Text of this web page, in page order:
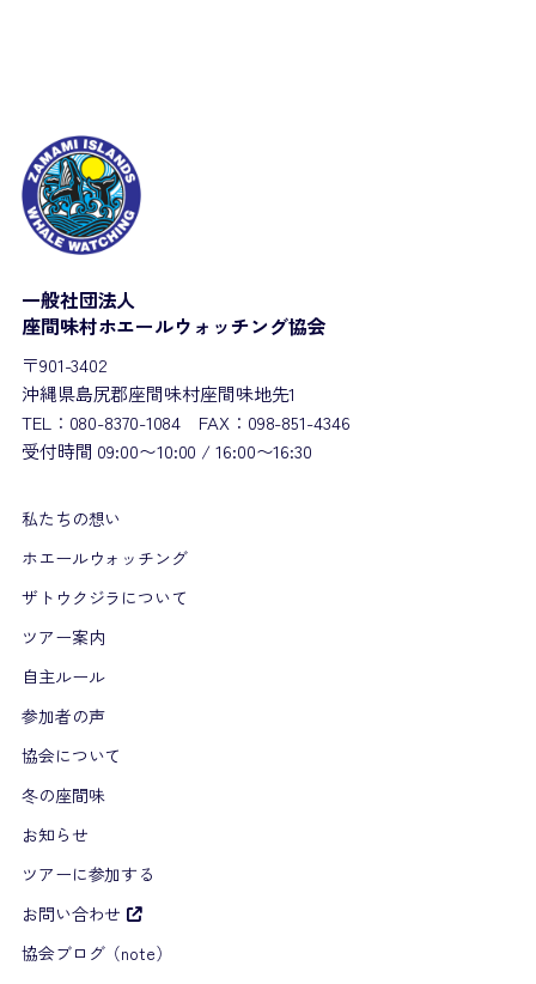
一般社団法人
座間味村ホエールウォッチング協会
〒901-3402
沖縄県島尻郡座間味村座間味地先1
TEL：080-8370-1084 FAX：098-851-4346
受付時間 09:00〜10:00 / 16:00〜16:30
私たちの想い
ホエールウォッチング
ザトウクジラについて
ツアー案内
自主ルール
参加者の声
協会について
冬の座間味
お知らせ
ツアーに参加する
お問い合わせ
協会ブログ（note）